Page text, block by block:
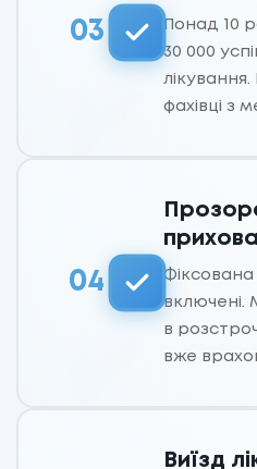
03
Понад 10
30 000
лікування.
фахівці з
04
Фіксована
включені.
в
вже
Виїзд